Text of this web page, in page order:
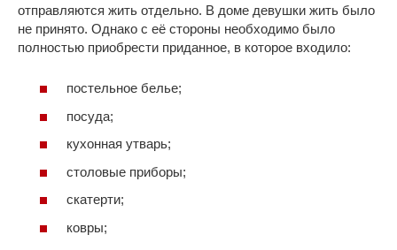
отправляются жить отдельно. В доме девушки жить было
не принято. Однако с её стороны необходимо было
полностью приобрести приданное, в которое входило:
постельное белье;
посуда;
кухонная утварь;
столовые приборы;
скатерти;
ковры;